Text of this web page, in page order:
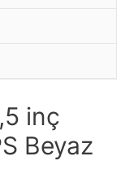
inç
Beyaz